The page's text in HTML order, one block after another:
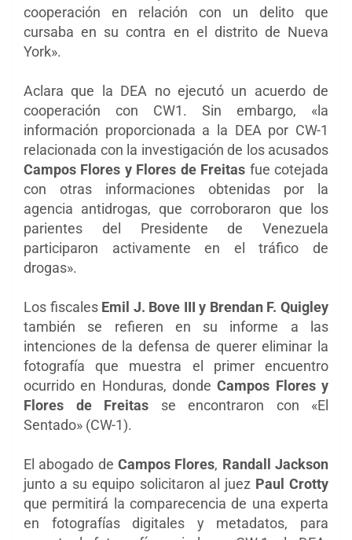
cooperación en relación con un delito que
cursaba en su contra en el distrito de Nueva
York».
Aclara que la DEA no ejecutó un acuerdo de
cooperación con CW1. Sin embargo, «la
información proporcionada a la DEA por CW-1
relacionada con la investigación de los acusados
Campos Flores y Flores de Freitas fue cotejada
con otras informaciones obtenidas por la
agencia antidrogas, que corroboraron que los
parientes del Presidente de Venezuela
participaron activamente en el tráfico de
drogas».
Los fiscales Emil J. Bove III y Brendan F. Quigley
también se refieren en su informe a las
intenciones de la defensa de querer eliminar la
fotografía que muestra el primer encuentro
ocurrido en Honduras, dondeCampos Flores y
Flores de Freitas se encontraron con «El
Sentado» (CW-1).
El abogado de Campos Flores, Randall Jackson
junto a su equipo solicitaron al juez Paul Crotty
que permitirá la comparecencia de una experta
en fotografías digitales y metadatos, para